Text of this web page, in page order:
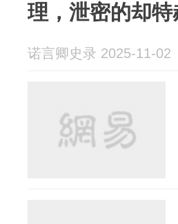
理，泄密的却特
诺言卿史录 2025-11-02